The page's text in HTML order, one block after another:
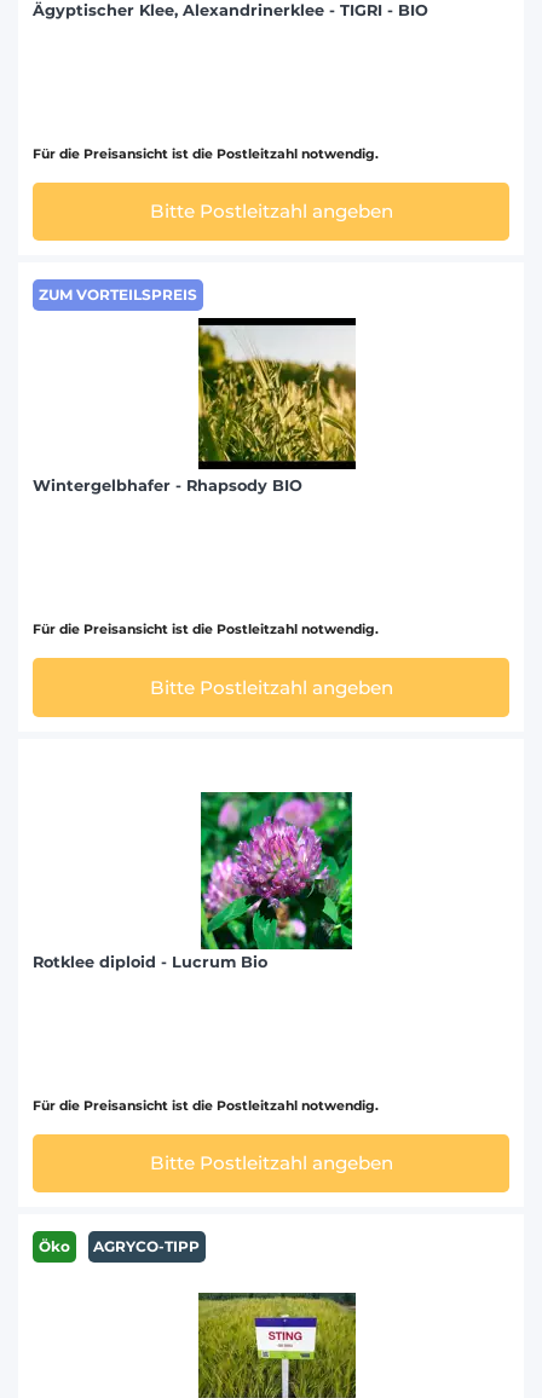
Ägyptischer Klee, Alexandrinerklee - TIGRI - BIO
Für die Preisansicht ist die Postleitzahl notwendig.
Bitte Postleitzahl angeben
ZUM VORTEILSPREIS
Wintergelbhafer - Rhapsody BIO
Für die Preisansicht ist die Postleitzahl notwendig.
Bitte Postleitzahl angeben
Rotklee diploid - Lucrum Bio
Für die Preisansicht ist die Postleitzahl notwendig.
Bitte Postleitzahl angeben
Öko AGRYCO-TIPP